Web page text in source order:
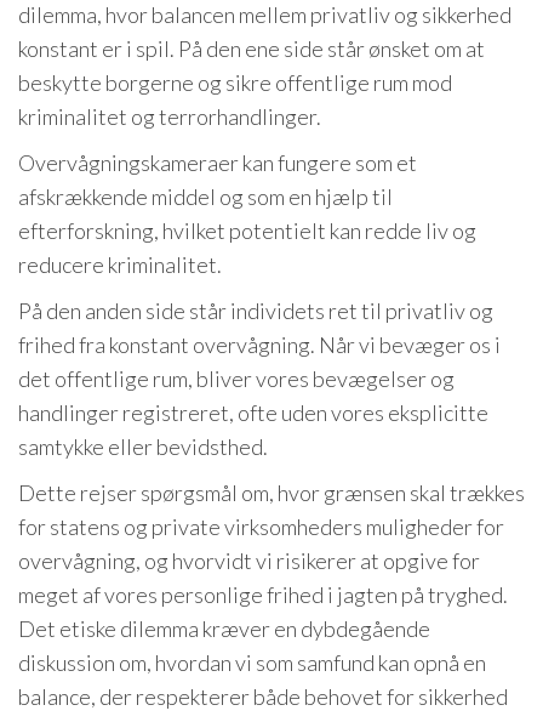
dilemma, hvor balancen mellem privatliv og sikkerhed
konstant er i spil. På den ene side står ønsket om at
beskytte borgerne og sikre offentlige rum mod
kriminalitet og terrorhandlinger.
Overvågningskameraer kan fungere som et
afskrækkende middel og som en hjælp til
efterforskning, hvilket potentielt kan redde liv og
reducere kriminalitet.
På den anden side står individets ret til privatliv og
frihed fra konstant overvågning. Når vi bevæger os i
det offentlige rum, bliver vores bevægelser og
handlinger registreret, ofte uden vores eksplicitte
samtykke eller bevidsthed.
Dette rejser spørgsmål om, hvor grænsen skal trækkes
for statens og private virksomheders muligheder for
overvågning, og hvorvidt vi risikerer at opgive for
meget af vores personlige frihed i jagten på tryghed.
Det etiske dilemma kræver en dybdegående
diskussion om, hvordan vi som samfund kan opnå en
balance, der respekterer både behovet for sikkerhed